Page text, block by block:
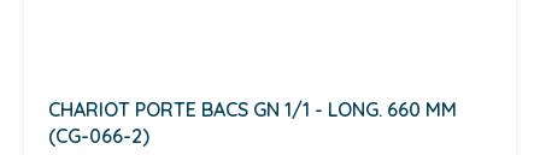
CHARIOT PORTE BACS GN 1/1 - LONG. 660 MM
(CG-066-2)